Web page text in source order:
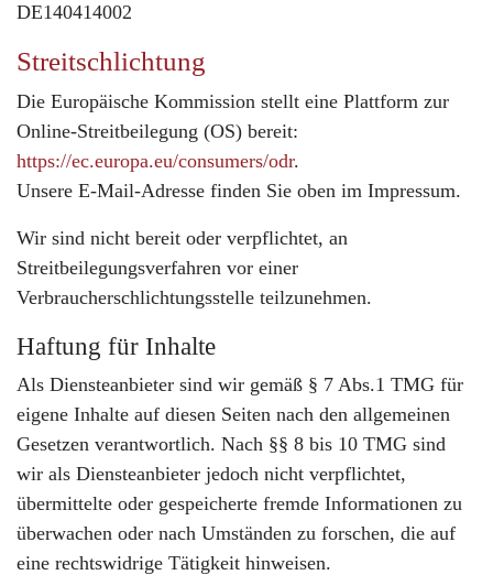
DE140414002
Streitschlichtung
Die Europäische Kommission stellt eine Plattform zur
Online-Streitbeilegung (OS) bereit:
https://ec.europa.eu/consumers/odr.
Unsere E-Mail-Adresse finden Sie oben im Impressum.
Wir sind nicht bereit oder verpflichtet, an
Streitbeilegungsverfahren vor einer
Verbraucherschlichtungsstelle teilzunehmen.
Haftung für Inhalte
Als Diensteanbieter sind wir gemäß § 7 Abs.1 TMG für
eigene Inhalte auf diesen Seiten nach den allgemeinen
Gesetzen verantwortlich. Nach §§ 8 bis 10 TMG sind
wir als Diensteanbieter jedoch nicht verpflichtet,
übermittelte oder gespeicherte fremde Informationen zu
überwachen oder nach Umständen zu forschen, die auf
eine rechtswidrige Tätigkeit hinweisen.